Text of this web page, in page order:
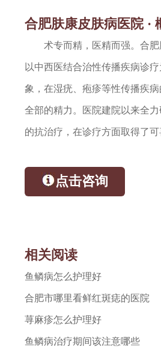
合肥肤康皮肤病医院 ·
术专而精，医精而强。合
以中西医结合治性传播疾病诊
象，在湿疣、疱疹等性传播疾
全部的精力。医院建院以来全
的抗治疗，在诊疗方面取得了
点击咨询
相关阅读
鱼鳞病怎么护理好
合肥市哪里看鲜红斑痣的医院
荨麻疹怎么护理好
鱼鳞病治疗期间该注意哪些